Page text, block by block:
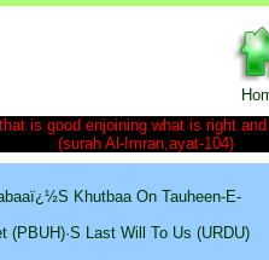
is good enjoining what is right
(surah Al-Imran,ayat-104)
Khutbaa On Tauheen-E-
(PBUH)·s Last Will To Us (URDU)